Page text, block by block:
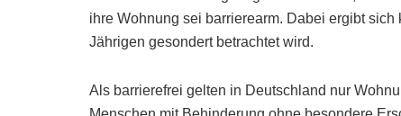
ihre Wohnung sei barrierearm. Dabei ergibt
Jährigen gesondert betrachtet wird.
Als barrierefrei gelten in Deutschland nur